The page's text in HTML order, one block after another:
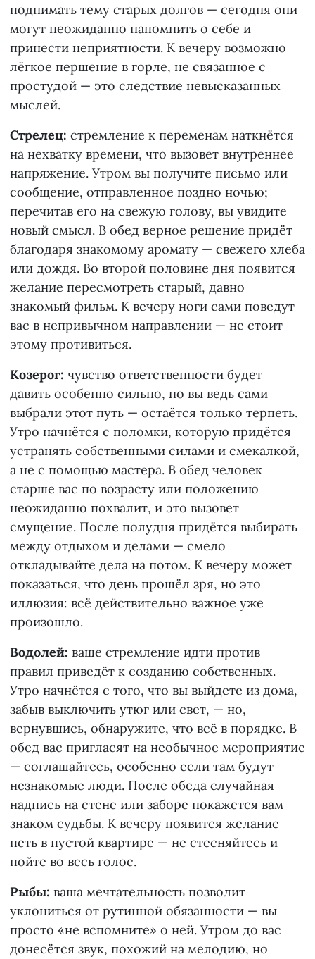
поднимать тему старых долгов — сегодня они
могут неожиданно напомнить о себе и
принести неприятности. К вечеру возможно
лёгкое першение в горле, не связанное с
простудой — это следствие невысказанных
мыслей.
Стрелец: стремление к переменам наткнётся
на нехватку времени, что вызовет внутреннее
напряжение. Утром вы получите письмо или
сообщение, отправленное поздно ночью;
перечитав его на свежую голову, вы увидите
новый смысл. В обед верное решение придёт
благодаря знакомому аромату — свежего хлеба
или дождя. Во второй половине дня появится
желание пересмотреть старый, давно
знакомый фильм. К вечеру ноги сами поведут
вас в непривычном направлении — не стоит
этому противиться.
Козерог: чувство ответственности будет
давить особенно сильно, но вы ведь сами
выбрали этот путь — остаётся только терпеть.
Утро начнётся с поломки, которую придётся
устранять собственными силами и смекалкой,
а не с помощью мастера. В обед человек
старше вас по возрасту или положению
неожиданно похвалит, и это вызовет
смущение. После полудня придётся выбирать
между отдыхом и делами — смело
откладывайте дела на потом. К вечеру может
показаться, что день прошёл зря, но это
иллюзия: всё действительно важное уже
произошло.
Водолей: ваше стремление идти против
правил приведёт к созданию собственных.
Утро начнётся с того, что вы выйдете из дома,
забыв выключить утюг или свет, — но,
вернувшись, обнаружите, что всё в порядке. В
обед вас пригласят на необычное мероприятие
— соглашайтесь, особенно если там будут
незнакомые люди. После обеда случайная
надпись на стене или заборе покажется вам
знаком судьбы. К вечеру появится желание
петь в пустой квартире — не стесняйтесь и
пойте во весь голос.
Рыбы: ваша мечтательность позволит
уклониться от рутинной обязанности — вы
просто «не вспомните» о ней. Утром до вас
донесётся звук, похожий на мелодию, но